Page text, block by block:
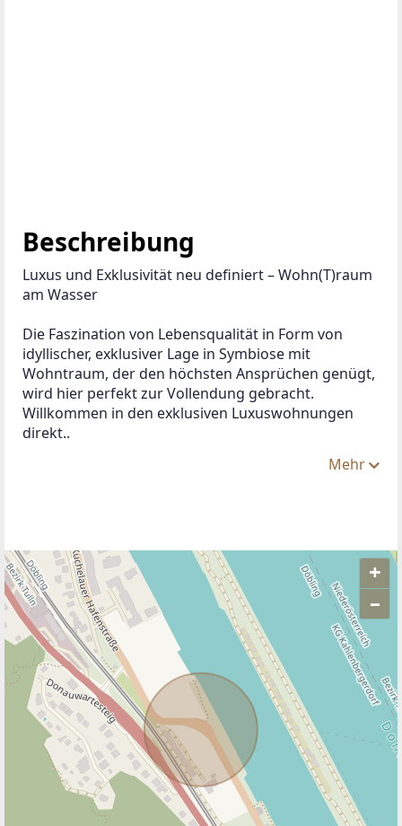
Beschreibung
Luxus und Exklusivität neu definiert – Wohn(T)raum
am Wasser
Die Faszination von Lebensqualität in Form von
idyllischer, exklusiver Lage in Symbiose mit
Wohntraum, der den höchsten Ansprüchen genügt,
wird hier perfekt zur Vollendung gebracht.
Willkommen in den exklusiven Luxuswohnungen
direkt..
Mehr
+
–
ANBIETER KONTAKTIEREN